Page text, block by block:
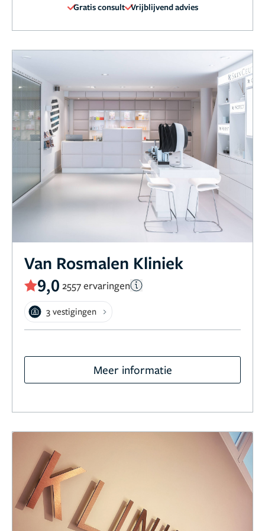
Gratis consult Vrijblijvend advies
Van Rosmalen Kliniek
9,0 2557 ervaringen
3 vestigingen
Meer informatie